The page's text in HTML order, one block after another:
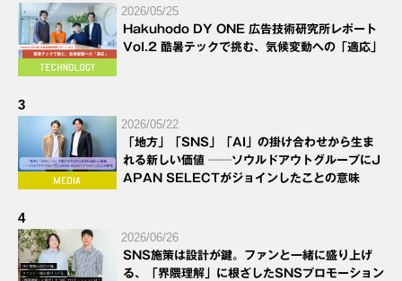
2026/05/25
Hakuhodo DY ONE 広告技術研究所レポート
Vol.2 酷暑テックで挑む、気候変動への「適応」
3
2026/05/22
「地方」「SNS」「AI」の掛け合わせから生ま
れる新しい価値 ──ソウルドアウトグループにJ
APAN SELECTがジョインしたことの意味
4
2026/06/26
SNS施策は設計が鍵。ファンと一緒に盛り上げ
る、「界隈理解」に根ざしたSNSプロモーション